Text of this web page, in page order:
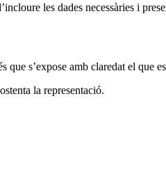
les dades necessàries i
s’expose amb claredat el que
la representació.